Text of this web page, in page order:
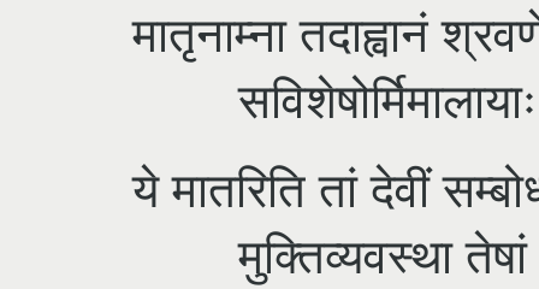
मातृनाम्ना तदाह्वानं
ये मातरिति तां देवीं
मुक्तिव्यवस्था तेषां